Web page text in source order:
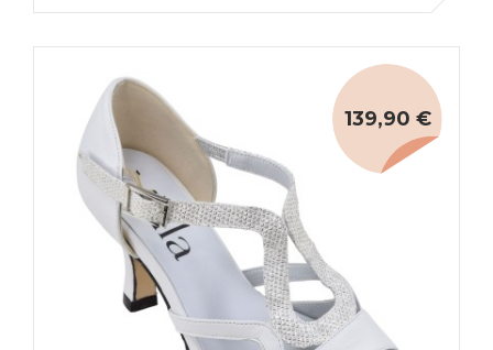
139,90 €